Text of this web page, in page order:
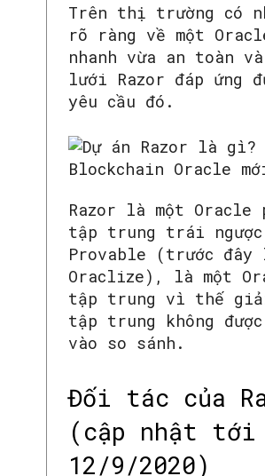
Trên thị trường có
rõ ràng về một
nhanh vừa an toàn và
lưới Razor đáp ứng
yêu cầu đó.
Razor là một Oracle
tập trung trái
Provable (trước đây
Oraclize), là một
tập trung vì thế
tập trung không được
vào so sánh.
Đối tác của
(cập nhật tới
12/9/2020)